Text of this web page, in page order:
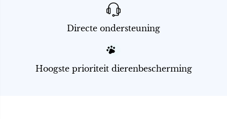
Directe ondersteuning
Hoogste prioriteit dierenbescherming